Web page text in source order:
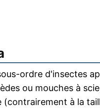
ordre d'insectes
ou mouches à
à la